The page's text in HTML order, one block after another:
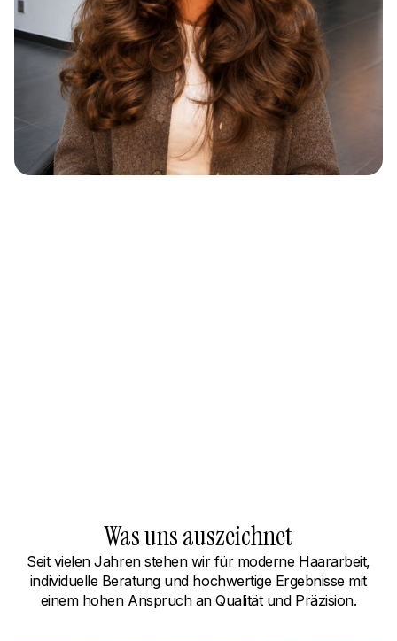
Was uns auszeichnet
Seit vielen Jahren stehen wir für moderne Haararbeit,
individuelle Beratung und hochwertige Ergebnisse mit
einem hohen Anspruch an Qualität und Präzision.